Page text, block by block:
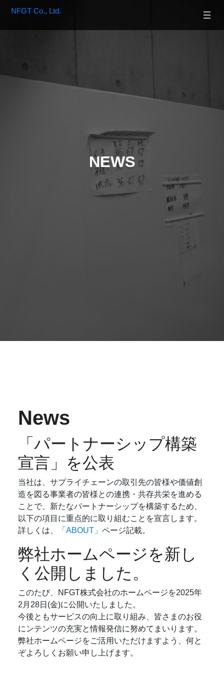
NFGT Co., Ltd.
NEWS
News
「パートナーシップ構築
宣言」を公表
当社は、サプライチェーンの取引先の皆様や価値創
造を図る事業者の皆様との連携・共存共栄を進める
ことで、新たなパートナーシップを構築するため、
以下の項目に重点的に取り組むことを宣言します。
詳しくは、
「ABOUT」 ページ記載。
弊社ホームページを新し
く公開しました。
このたび、NFGT株式会社のホームページを2025年
2月28日(金)に公開いたしました。
今後ともサービスの向上に取り組み、皆さまのお役
にンテンツの充実と情報発信に努めてまいります。
弊社ホームページをご活用いただけますよう、何と
ぞよろしくお願い申し上げます。